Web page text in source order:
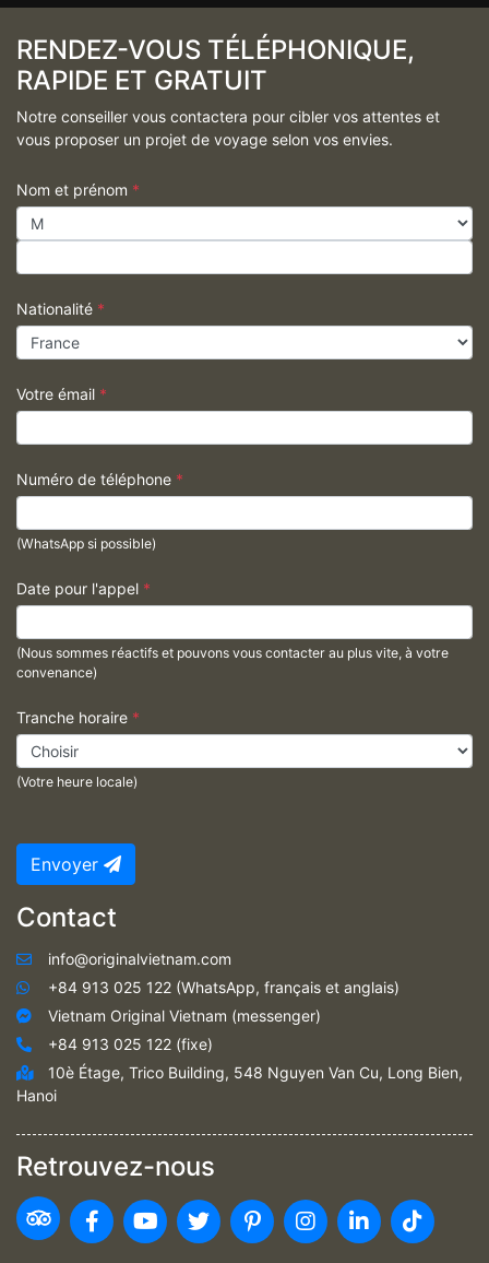
RENDEZ-VOUS TÉLÉPHONIQUE,
RAPIDE ET GRATUIT
Notre conseiller vous contactera pour cibler vos attentes et
vous proposer un projet de voyage selon vos envies.
Nom et prénom *
Nationalité *
Votre émail *
Numéro de téléphone *
(WhatsApp si possible)
Date pour l'appel *
(Nous sommes réactifs et pouvons vous contacter au plus vite, à votre
convenance)
Tranche horaire *
(Votre heure locale)
Envoyer
Contact
info@originalvietnam.com
+84 913 025 122 (WhatsApp, français et anglais)
Vietnam Original Vietnam (messenger)
+84 913 025 122 (fixe)
10è Étage, Trico Building, 548 Nguyen Van Cu, Long Bien,
Hanoi
Retrouvez-nous